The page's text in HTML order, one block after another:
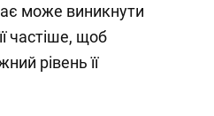
може виникнути
частіше, щоб
рівень її